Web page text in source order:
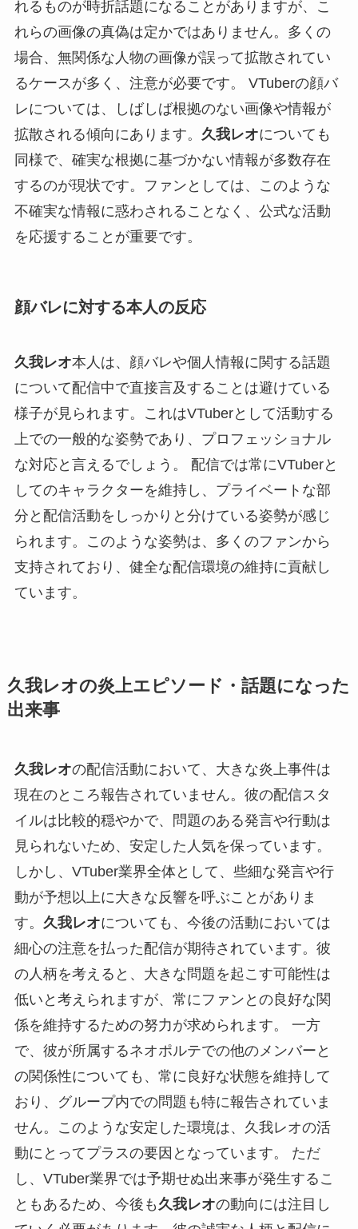
れるものが時折話題になることがありますが、こ
れらの画像の真偽は定かではありません。多くの
場合、無関係な人物の画像が誤って拡散されてい
るケースが多く、注意が必要です。 VTuberの顔バ
レについては、しばしば根拠のない画像や情報が
拡散される傾向にあります。 久我レオについても
同様で、確実な根拠に基づかない情報が多数存在
するのが現状です。ファンとしては、このような
不確実な情報に惑わされることなく、公式な活動
を応援することが重要です。
顔バレに対する本人の反応
久我レオ本人は、顔バレや個人情報に関する話題
について配信中で直接言及することは避けている
様子が見られます。これはVTuberとして活動する
上での一般的な姿勢であり、プロフェッショナル
な対応と言えるでしょう。 配信では常にVTuberと
してのキャラクターを維持し、プライベートな部
分と配信活動をしっかりと分けている姿勢が感じ
られます。このような姿勢は、多くのファンから
支持されており、健全な配信環境の維持に貢献し
ています。
久我レオの炎上エピソード・話題になった
出来事
久我レオの配信活動において、大きな炎上事件は
現在のところ報告されていません。彼の配信スタ
イルは比較的穏やかで、問題のある発言や行動は
見られないため、安定した人気を保っています。
しかし、VTuber業界全体として、些細な発言や行
動が予想以上に大きな反響を呼ぶことがありま
す。 久我レオについても、今後の活動においては
細心の注意を払った配信が期待されています。彼
の人柄を考えると、大きな問題を起こす可能性は
低いと考えられますが、常にファンとの良好な関
係を維持するための努力が求められます。 一方
で、彼が所属するネオポルテでの他のメンバーと
の関係性についても、常に良好な状態を維持して
おり、グループ内での問題も特に報告されていま
せん。このような安定した環境は、久我レオの活
動にとってプラスの要因となっています。 ただ
し、VTuber業界では予期せぬ出来事が発生するこ
ともあるため、今後も 久我レオの動向には注目し